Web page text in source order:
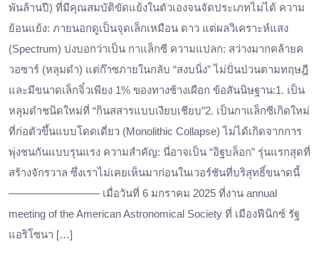
พันล้านปี) ที่มีคุณสมบัติขัดแย้งในตัวเองจนจัดประเภทไม่ได้ ความ
ย้อนแย้ง: ภายนอกดูเป็นจุดเล็กเหมือน ดาว แต่ผลวิเคราะห์แสง
(Spectrum) บ่งบอกว่าเป็น กาแล็กซี ความแปลก: สว่างมากคล้ายค
วอซาร์ (หลุมดำ) แต่ก๊าซภายในกลับ “สงบนิ่ง” ไม่ปั่นป่วนตามทฤษฎี
และมีขนาดเล็กจิ๋วเพียง 1% ของทางช้างเผือก ข้อสันนิษฐาน:1. เป็น
หลุมดำชนิดใหม่ที่ “กินสสารแบบเงียบเชียบ”2. เป็นกาแล็กซีเกิดใหม่
ที่ก่อตัวขึ้นแบบโดดเดี่ยว (Monolithic Collapse) ไม่ได้เกิดจากการ
พุ่งชนกันแบบรุนแรง ความสำคัญ: นี่อาจเป็น “อิฐบล็อก” รุ่นแรกสุดที่
สร้างจักรวาล ซึ่งเราไม่เคยเห็นมาก่อนในเวอร์ชันที่บริสุทธิ์ขนาดนี้
————————– เมื่อวันที่ 6 มกราคม 2025 ที่งาน annual
meeting of the American Astronomical Society ที่ เมืองฟีนิกซ์ รัฐ
แอริโซนา […]